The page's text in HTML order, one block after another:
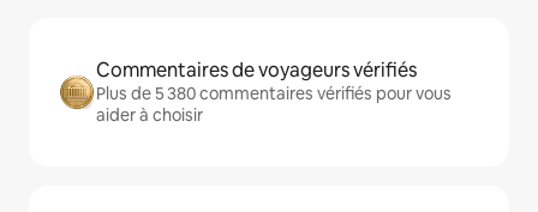
Commentaires de voyageurs vérifiés
Plus de 5 380 commentaires vérifiés pour vous
aider à choisir